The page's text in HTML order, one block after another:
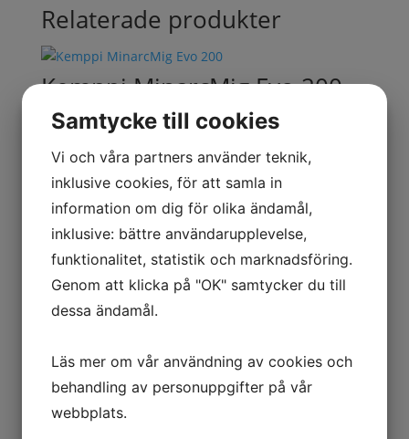
Relaterade produkter
Kemppi MinarcMig Evo 200
13,900.00krExkl. moms
Jasic EVO 2.0 Handfjärr m
kabel
Migatronic Automig 183 UPS
400V inkl ML 150 twist 3M
13,525.00krExkl. moms
Samtycke till cookies
Vi och våra partners använder teknik,
inklusive cookies, för att samla in
information om dig för olika ändamål,
inklusive: bättre användarupplevelse,
funktionalitet, statistik och marknadsföring.
Genom att klicka på "OK" samtycker du till
dessa ändamål.
Läs mer om vår användning av cookies och
behandling av personuppgifter på vår
webbplats.